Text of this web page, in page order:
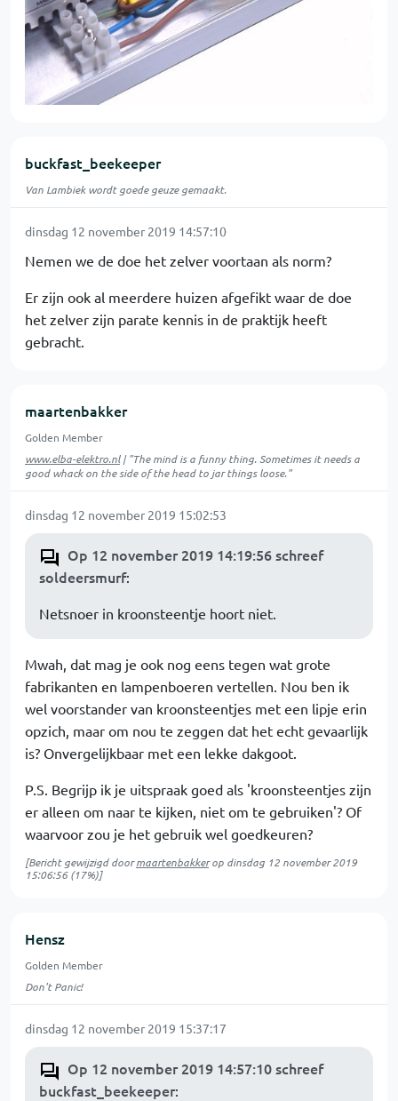
buckfast_beekeeper
Van Lambiek wordt goede geuze gemaakt.
dinsdag 12 november 2019 14:57:10
Nemen we de doe het zelver voortaan als norm?
Er zijn ook al meerdere huizen afgefikt waar de doe
het zelver zijn parate kennis in de praktijk heeft
gebracht.
maartenbakker
Golden Member
www.elba-elektro.nl| "The mind is a funny thing. Sometimes it needs a
good whack on the side of the head to jar things loose."
dinsdag 12 november 2019 15:02:53
Op 12 november 2019 14:19:56 schreef
soldeersmurf:
Netsnoer in kroonsteentje hoort niet.
Mwah, dat mag je ook nog eens tegen wat grote
fabrikanten en lampenboeren vertellen. Nou ben ik
wel voorstander van kroonsteentjes met een lipje erin
opzich, maar om nou te zeggen dat het echt gevaarlijk
is? Onvergelijkbaar met een lekke dakgoot.
P.S. Begrijp ik je uitspraak goed als 'kroonsteentjes zijn
er alleen om naar te kijken, niet om te gebruiken'? Of
waarvoor zou je het gebruik wel goedkeuren?
[Bericht gewijzigd doormaartenbakkerop dinsdag 12 november 2019
15:06:56(17%)]
Hensz
Golden Member
Don't Panic!
dinsdag 12 november 2019 15:37:17
Op 12 november 2019 14:57:10 schreef
buckfast_beekeeper: